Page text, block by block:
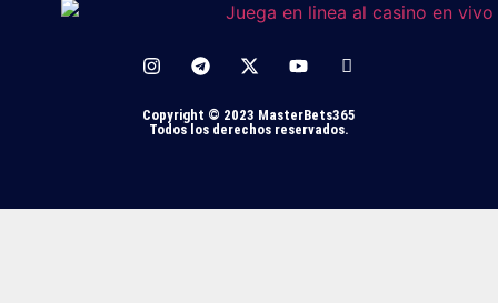
Copyright © 2023 MasterBets365
Todos los derechos reservados.